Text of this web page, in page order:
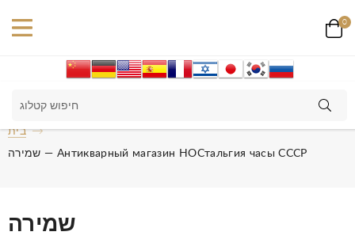
0
בית
שמירה — Антикварный магазин НОСтальгия часы СССР
שמירה